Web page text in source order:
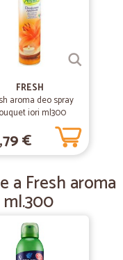
positiva, nulla di
22/06/2020
11/06/2020
FRESH
aroma deo spray
iori ml300
€
a Fresh aroma